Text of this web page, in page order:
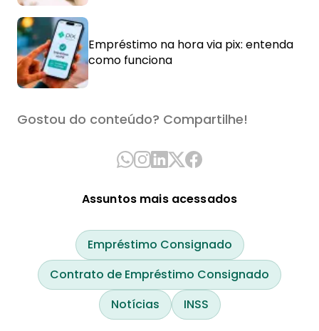
Empréstimo na hora via pix: entenda
como funciona
Gostou do conteúdo? Compartilhe!
Assuntos mais acessados
Empréstimo Consignado
Contrato de Empréstimo Consignado
Notícias
INSS